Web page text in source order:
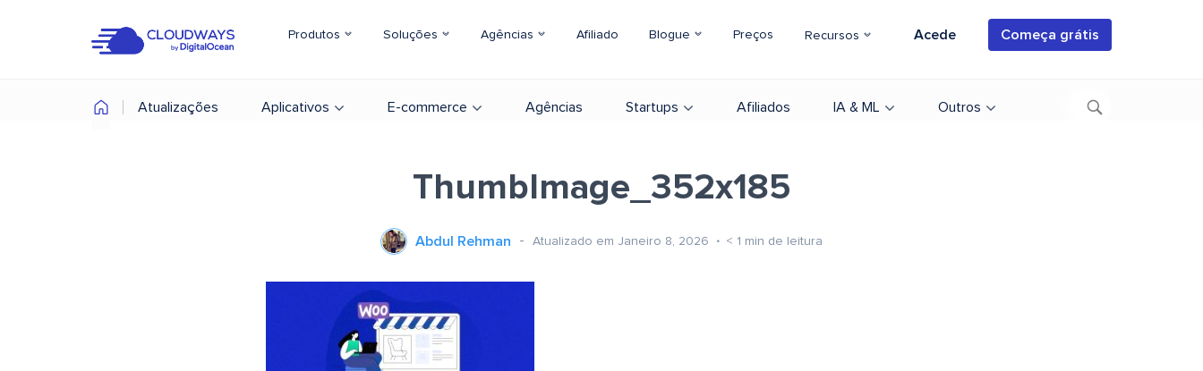
Produtos Soluções Agências Afiliado Blogue Preços Recursos Acede Começa grátis
Atualizações Aplicativos E-commerce Agências Startups Afiliados IA & ML Outros
ThumbImage_352x185
Abdul Rehman Atualizado em Janeiro 8, 2026 < 1 min de leitura